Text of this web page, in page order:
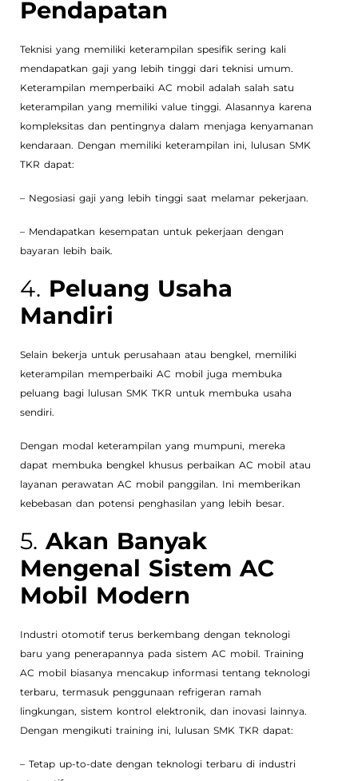
Pendapatan
Teknisi yang memiliki keterampilan spesifik sering kali
mendapatkan gaji yang lebih tinggi dari teknisi umum.
Keterampilan memperbaiki AC mobil adalah salah satu
keterampilan yang memiliki value tinggi. Alasannya karena
kompleksitas dan pentingnya dalam menjaga kenyamanan
kendaraan. Dengan memiliki keterampilan ini, lulusan SMK
TKR dapat:
– Negosiasi gaji yang lebih tinggi saat melamar pekerjaan.
– Mendapatkan kesempatan untuk pekerjaan dengan
bayaran lebih baik.
4. Peluang Usaha
Mandiri
Selain bekerja untuk perusahaan atau bengkel, memiliki
keterampilan memperbaiki AC mobil juga membuka
peluang bagi lulusan SMK TKR untuk membuka usaha
sendiri.
Dengan modal keterampilan yang mumpuni, mereka
dapat membuka bengkel khusus perbaikan AC mobil atau
layanan perawatan AC mobil panggilan. Ini memberikan
kebebasan dan potensi penghasilan yang lebih besar.
5. Akan Banyak
Mengenal Sistem AC
Mobil Modern
Industri otomotif terus berkembang dengan teknologi
baru yang penerapannya pada sistem AC mobil. Training
AC mobil biasanya mencakup informasi tentang teknologi
terbaru, termasuk penggunaan refrigeran ramah
lingkungan, sistem kontrol elektronik, dan inovasi lainnya.
Dengan mengikuti training ini, lulusan SMK TKR dapat:
– Tetap up-to-date dengan teknologi terbaru di industri